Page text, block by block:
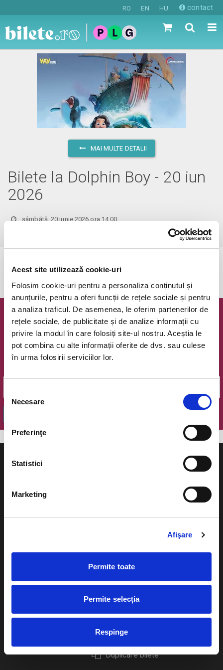
Acest site utilizează cookie-uri
Folosim cookie-uri pentru a personaliza conținutul și
anunțurile, pentru a oferi funcții de rețele sociale și pentru
a analiza traficul. De asemenea, le oferim partenerilor de
rețele sociale, de publicitate și de analize informații cu
privire la modul în care folosiți site-ul nostru. Aceștia le
pot combina cu alte informații oferite de dvs. sau culese
în urma folosirii serviciilor lor.
consimțământului
Necesare
Preferinţe
Statistici
Marketing
Afişare
Permite toate
Permite selecția
Respinge
RO EN HU contact
MAI MULTE DETALII
Bilete la Dolphin Boy - 20 iun
2026
sâmbătă, 20 iunie 2026 ora 14:00
vezi pe harta
Evenimentul a expirat.
Newsletter @ Bilete.ro
Oferte exclusive si o editie saptamanala cu cele mai noi
evenimente.
Cum comand bilete?
Plata online sau cash
eBilet printat acasa
Livrare prin curier
Returnare bilete
Duplicare bilete
Evenimente
festivaluri
Pentru copii